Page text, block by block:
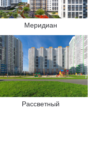
Меридиан
Рассветный